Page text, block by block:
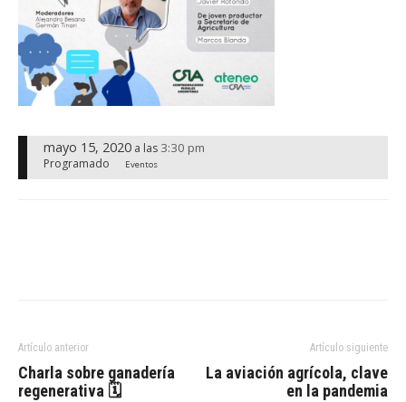
mayo 15, 2020 a las 3:30 pm
Programado Eventos
Artículo anterior
Charla sobre ganadería
regenerativa 🗓
Artículo siguiente
La aviación agrícola, clave
en la pandemia